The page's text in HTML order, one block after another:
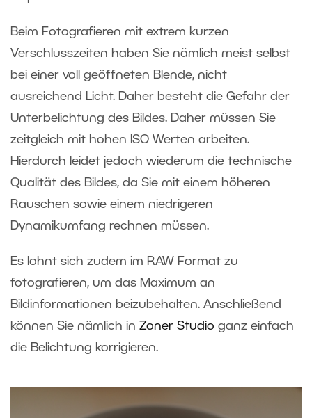
Beim Fotografieren mit extrem kurzen
Verschlusszeiten haben Sie nämlich meist selbst
bei einer voll geöffneten Blende, nicht
ausreichend Licht. Daher besteht die Gefahr der
Unterbelichtung des Bildes. Daher müssen Sie
zeitgleich mit hohen ISO Werten arbeiten.
Hierdurch leidet jedoch wiederum die technische
Qualität des Bildes, da Sie mit einem höheren
Rauschen sowie einem niedrigeren
Dynamikumfang rechnen müssen.
Es lohnt sich zudem im RAW Format zu
fotografieren, um das Maximum an
Bildinformationen beizubehalten. Anschließend
können Sie nämlich in Zoner Studio ganz einfach
die Belichtung korrigieren.